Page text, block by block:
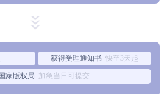
获得受理通知书 快至3天起
家版权局 加急当日可提交